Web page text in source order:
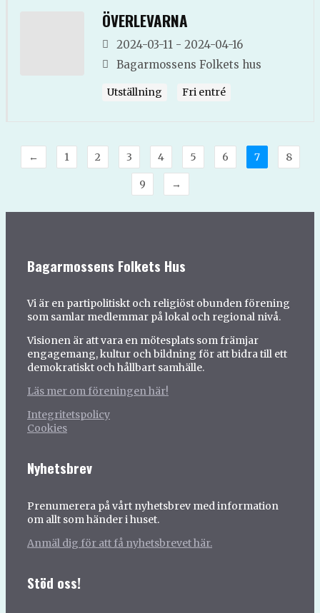
ÖVERLEVARNA
2024-03-11 - 2024-04-16
Bagarmossens Folkets hus
Utställning Fri entré
← 1 2 3 4 5 6 7 8
9 →
Bagarmossens Folkets Hus
Vi är en partipolitiskt och religiöst obunden förening
som samlar medlemmar på lokal och regional nivå.
Visionen är att vara en mötesplats som främjar
engagemang, kultur och bildning för att bidra till ett
demokratiskt och hållbart samhälle.
Läs mer om föreningen här!
Integritetspolicy
Cookies
Nyhetsbrev
Prenumerera på vårt nyhetsbrev med information
om allt som händer i huset.
Anmäl dig för att få nyhetsbrevet här.
Stöd oss!